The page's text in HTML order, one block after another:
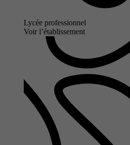
Lycée professionnel
Voir l’établissement